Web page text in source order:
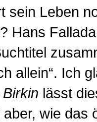
sein Leben
Hans
allein“. Ich
lässt
wie das